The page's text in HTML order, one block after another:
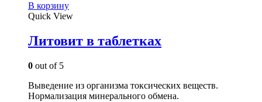
В корзину
Quick View
Литовит в таблетках
0 out of 5
Выведение из организма токсических веществ.
Нормализация минерального обмена.